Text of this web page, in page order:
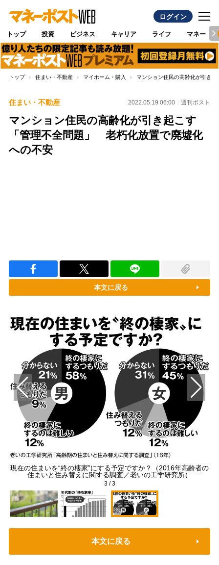
ログイン
トップ 投資 ビジネス キャリア ライフ マネー
トップ 住まい・不動産 マイホーム・購入 マンション住民の高齢化が引き
住まい・不動産 2022.05.19 06:00 週刊ポスト
マンション住民の高齢化が引き起こす
「管理不全問題」 老朽化放置で廃墟化
への不安
本文に戻る
現在の住まいを“終の棲家”にする予定ですか？（2016年高齢者の
住まいと住み替えに関する調査／老いの工学研究所）
3/3
本文に戻る